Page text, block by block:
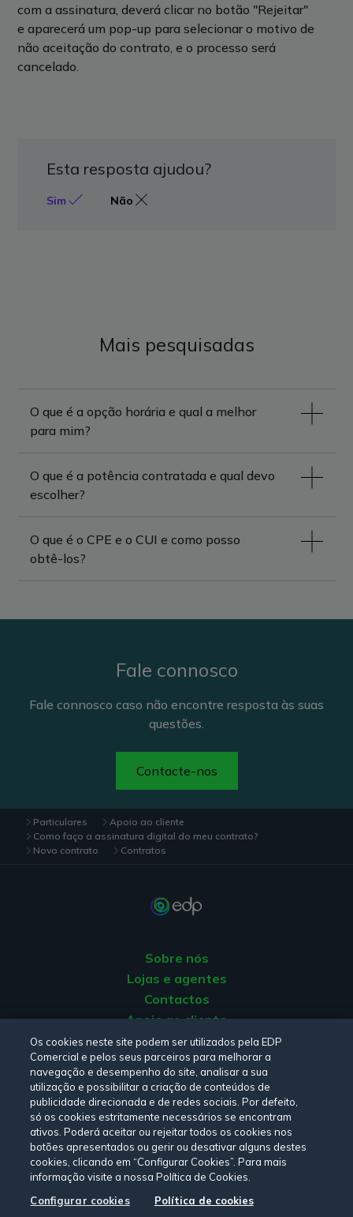
com a assinatura, deverá clicar no botão "Rejeitar"
e aparecerá um pop-up paraselecionar o motivo de
não aceitação do contrato, e o processo será
cancelado.
Esta resposta ajudou?
Sim Não
Mais pesquisadas
O que é a opção horária e qual a melhor
para mim?
O que é a potência contratada e qual devo
escolher?
O que é o CPE e o CUI e como posso
obtê-los?
Fale connosco
Fale connosco caso não encontre resposta às suas
questões.
Contacte-nos
Particulares
Apoio ao cliente
Como faço a assinatura digital do meu contrato?
Novo contrato
Contratos
Sobre nós
Lojas e agentes
Contactos
Apoio ao cliente
Origem da energia
Livro de reclamações
Consulte a nossa Política de privacidade, Política de cookies
Termos e CondiçõeseDeclaração de Acessibilidade.
Siga-nos:
Os cookies neste site podem ser utilizados pela EDP
Comercial e pelos seus parceiros para melhorar a
navegação e desempenho do site, analisar a sua
utilização e possibilitar a criação de conteúdos de
publicidade direcionada e de redes sociais. Por defeito,
só os cookies estritamente necessários se encontram
ativos. Poderá aceitar ou rejeitar todos os cookies nos
botões apresentados ou gerir ou desativar alguns destes
cookies, clicando em “Configurar Cookies”. Para mais
informação visite a nossa Política de Cookies.
Configurar cookies
Política de cookies